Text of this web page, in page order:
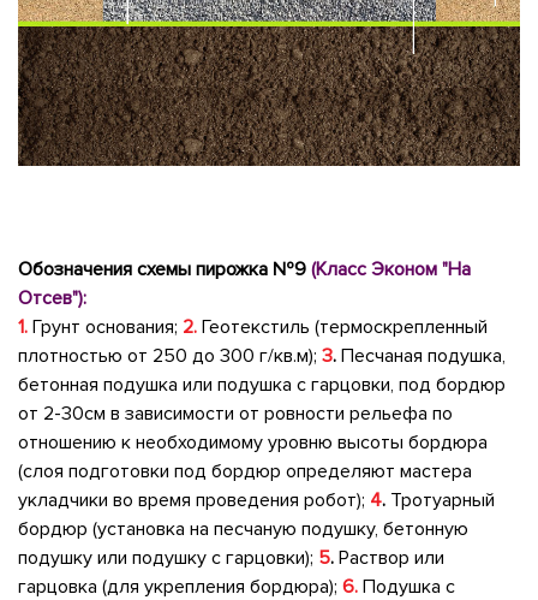
Обозначения схемы пирожка №9 (Класс Эконом "На
Отсев"):
1. Грунт основания; 2. Геотекстиль (термоскрепленный
плотностью от 250 до 300 г/кв.м); 3. Песчаная подушка,
бетонная подушка или подушка с гарцовки, под бордюр
от 2-30см в зависимости от ровности рельефа по
отношению к необходимому уровню высоты бордюра
(слоя подготовки под бордюр определяют мастера
укладчики во время проведения робот); 4. Тротуарный
бордюр (установка на песчаную подушку, бетонную
подушку или подушку с гарцовки); 5. Раствор или
гарцовка (для укрепления бордюра); 6. Подушка с